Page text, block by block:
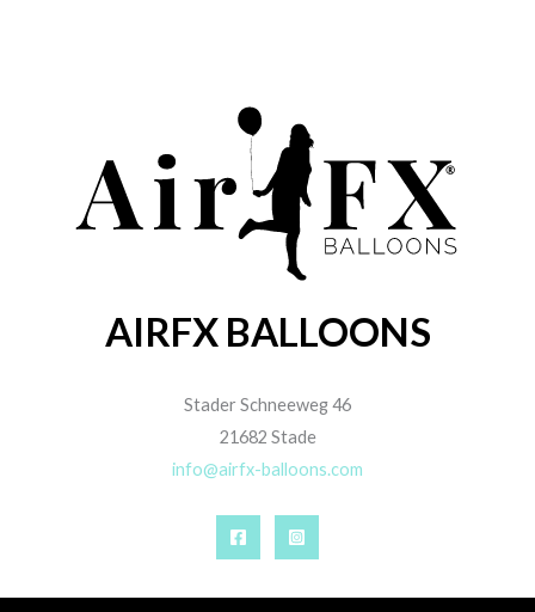
AIRFX BALLOONS
Stader Schneeweg 46
21682 Stade
info@airfx-balloons.com